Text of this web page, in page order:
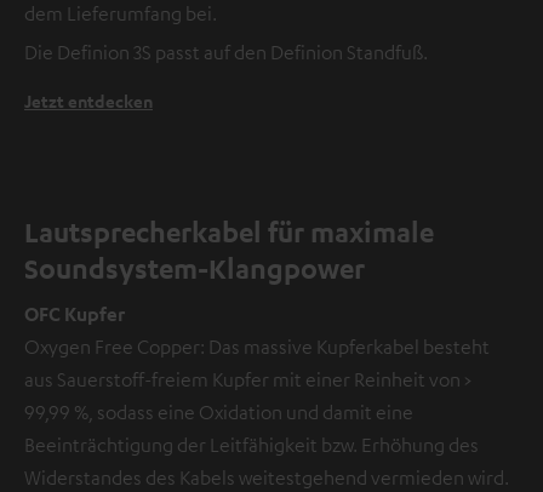
dem Lieferumfang bei.
Die Definion 3S passt auf den Definion Standfuß.
Jetzt entdecken
Lautsprecherkabel für maximale
Soundsystem-Klangpower
OFC Kupfer
Oxygen Free Copper: Das massive Kupferkabel besteht
aus Sauerstoff-freiem Kupfer mit einer Reinheit von >
99,99 %, sodass eine Oxidation und damit eine
Beeinträchtigung der Leitfähigkeit bzw. Erhöhung des
Widerstandes des Kabels weitestgehend vermieden wird.